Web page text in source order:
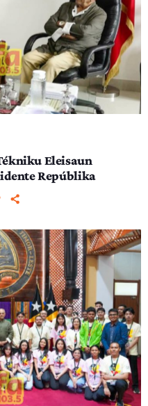
Eleisaun
Repúblika